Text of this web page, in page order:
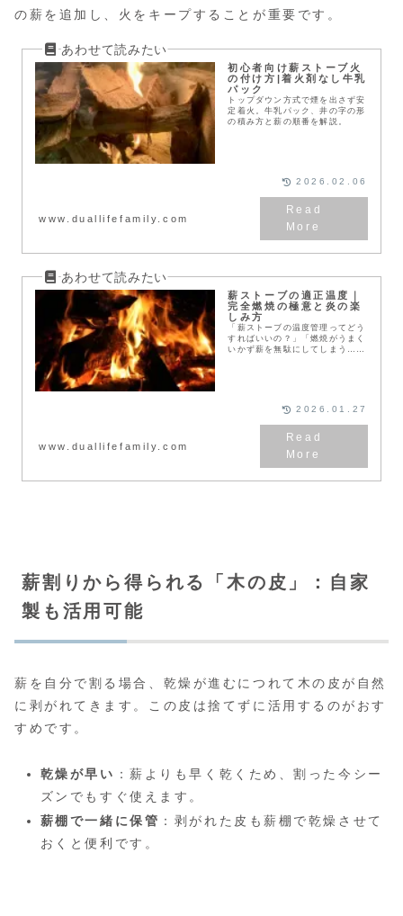
の薪を追加し、火をキープすることが重要です。
初心者向け薪ストーブ火
の付け方|着火剤なし牛乳
パック
トップダウン方式で煙を出さず安
定着火。牛乳パック、井の字の形
の積み方と薪の順番を解説。
www.duallifefamily.com
2026.02.06
薪ストーブの適正温度｜
完全燃焼の極意と炎の楽
しみ方
「薪ストーブの温度管理ってどう
すればいいの？」「燃焼がうまく
いかず薪を無駄にしてしまう…」
www.duallifefamily.com
2026.01.27
薪割りから得られる「木の皮」：自家
製も活用可能
薪を自分で割る場合、乾燥が進むにつれて木の皮が自然
に剥がれてきます。この皮は捨てずに活用するのがおす
すめです。
乾燥が早い ：薪よりも早く乾くため、割った今シー
ズンでもすぐ使えます。
薪棚で一緒に保管 ：剥がれた皮も薪棚で乾燥させて
おくと便利です。